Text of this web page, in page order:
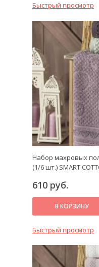
Быстрый просмотр
Набор махровых
(1/6 шт.) SMART
610 руб.
В КОРЗИНУ
Быстрый просмотр